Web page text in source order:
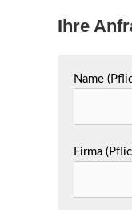
Ihre
Name
Firma